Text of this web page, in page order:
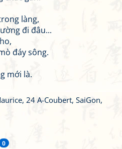
0
làng,
đi đâu...
đáy sông.
mới là.
24 A-Coubert, SaiGon,